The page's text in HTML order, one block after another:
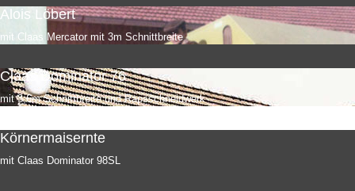
Alois Löbert
mit Claas Mercator mit 3m Schnittbreite
Claas Dominator 76
mit 3,6m Schnittbreite und Rapsschneidwerk
Körnermaisernte
mit Claas Dominator 98SL